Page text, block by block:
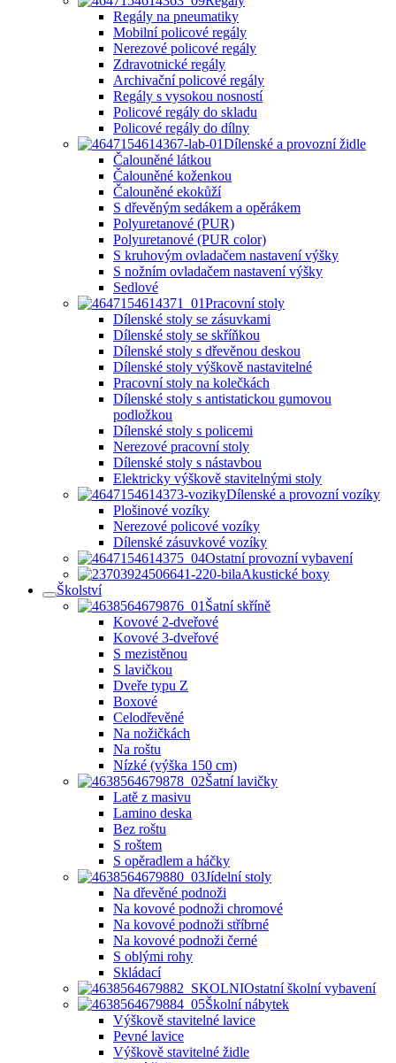
Regály na pneumatiky
Mobilní policové regály
Nerezové policové regály
Zdravotnické regály
Archivační policové regály
Regály s vysokou nosností
Policové regály do skladu
Policové regály do dílny
Dílenské a provozní židle
Čalouněné látkou
Čalouněné koženkou
Čalouněné ekokůží
S dřevěným sedákem a opěrákem
Polyuretanové (PUR)
Polyuretanové (PUR color)
S kruhovým ovladačem nastavení výšky
S nožním ovladačem nastavení výšky
Sedlové
Pracovní stoly
Dílenské stoly se zásuvkami
Dílenské stoly se skříňkou
Dílenské stoly s dřevěnou deskou
Dílenské stoly výškově nastavitelné
Pracovní stoly na kolečkách
Dílenské stoly s antistatickou gumovou
podložkou
Dílenské stoly s policemi
Nerezové pracovní stoly
Dílenské stoly s nástavbou
Elektricky výškově stavitelnými stoly
Dílenské a provozní vozíky
Plošinové vozíky
Nerezové policové vozíky
Dílenské zásuvkové vozíky
Ostatní provozní vybavení
Akustické boxy
Školství
Šatní skříně
Kovové 2-dveřové
Kovové 3-dveřové
S mezistěnou
S lavičkou
Dveře typu Z
Boxové
Celodřevěné
Na nožičkách
Na roštu
Nízké (výška 150 cm)
Šatní lavičky
Latě z masivu
Lamino deska
Bez roštu
S roštem
S opěradlem a háčky
Jídelní stoly
Na dřevěné podnoži
Na kovové podnoži chromové
Na kovové podnoži stříbrné
Na kovové podnoži černé
S oblými rohy
Skládací
Ostatní školní vybavení
Školní nábytek
Výškově stavitelné lavice
Pevné lavice
Výškově stavitelné židle